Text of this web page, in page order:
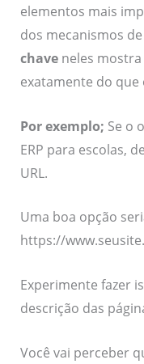
elementos mais
dos mecanismos
chaveneles mostra
exatamente do
Por exemplo; Se o
ERP para escolas,
URL.
Uma boa opção
https://
Experimente fazer
descrição das
Você vai perceber